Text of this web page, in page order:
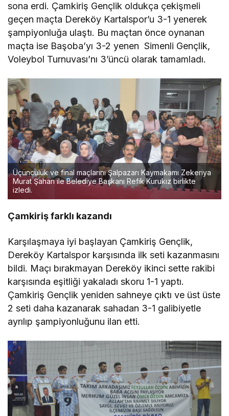
sona erdi. Çamkiriş Gençlik oldukça çekişmeli
geçen maçta Dereköy Kartalspor’u 3-1 yenerek
şampiyonluğa ulaştı. Bu maçtan önce oynanan
maçta ise Başoba’yı 3-2 yenen Simenli Gençlik,
Voleybol Turnuvası’nı 3’üncü olarak tamamladı.
Üçüncülük ve final maçlarını Şalpazarı Kaymakamı Zekeriya
Murat Şahan ile Belediye Başkanı Refik Kurukız birlikte
izledi.
Çamkiriş farklı kazandı
Karşılaşmaya iyi başlayan Çamkiriş Gençlik,
Dereköy Kartalspor karşısında ilk seti kazanmasını
bildi. Maçı bırakmayan Dereköy ikinci sette rakibi
karşısında eşitliği yakaladı skoru 1-1 yaptı.
Çamkiriş Gençlik yeniden sahneye çıktı ve üst üste
2 seti daha kazanarak sahadan 3-1 galibiyetle
ayrılıp şampiyonluğunu ilan etti.